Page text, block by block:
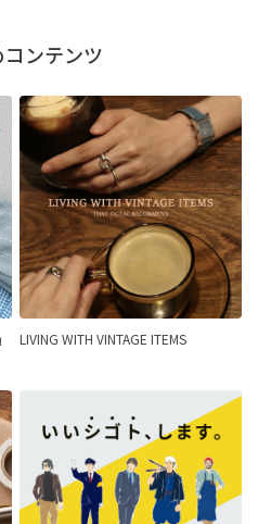
ンテンツ
LIVING WITH VINTAGE ITEMS